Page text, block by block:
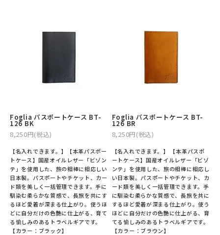
Foglia パスポートケース BT-
126 BK
8,250円(税込)
【名入れできます。】【本革パスポー
トケース】国産オイルレザー「ビゾン
テ」を使用した、旅の相棒に相応しい
日本製。パスポートやチケット、カー
ド類を美しく一括管理できます。手に
馴染む柔らかな質感で、長旅を共にす
るほど愛着が深まる仕上がり。使うほ
どに自分だけの色艶に仕上がる、育て
る愉しみのあるトラベルギアです。
【カラー：ブラック】
Foglia パスポートケース BT-
126 BR
8,250円(税込)
【名入れできます。】 【本革パスポ
ートケース】国産オイルレザー「ビゾ
ンテ」を使用した、旅の相棒に相応し
い日本製。パスポートやチケット、カ
ード類を美しく一括管理できます。手
に馴染む柔らかな質感で、長旅を共に
するほど愛着が深まる仕上がり。使う
ほどに自分だけの色艶に仕上がる、育
てる愉しみのあるトラベルギアです。
【カラー：ブラウン】